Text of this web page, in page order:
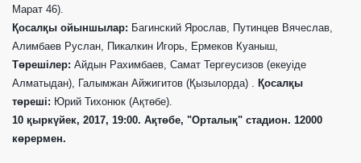
Марат 46).
Қосалқы ойыншылар: Багинский Ярослав, Путинцев Вячеслав,
Алимбаев Руслан, Пикалкин Игорь, Ермеков Куаныш,
Төрешілер: Айдын Рахимбаев, Самат Тергеусизов (екеуіде
Алматыдан), Галымжан Айжигитов (Қызылорда) . Қосалқы
төреші: Юрий Тихонюк (Ақтөбе).
10 қыркүйек, 2017, 19:00. Ақтөбе, "Орталық" стадион. 12000
көрермен.